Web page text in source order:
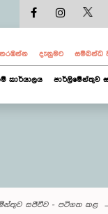
දැනුමට සම්බන්ධ
කාර්යාලය පාර්ලිමේන්තුව
සජීවීව - පටිගත කළ